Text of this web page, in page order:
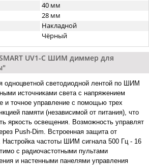
40 мм
28 мм
Накладной
Чёрный
UV1-C ШИМ диммер для
одноцветной светодиодной лентой по ШИМ
источниками света с напряжением
и точное управление с помощью трех
памяти (независимой от питания), что
яркость освещения. Возможность управлят
Push-Dim. Встроенная защита от
Настройка частоты ШИМ сигнала 500 Гц - 16
с радиочастотными пультами
и настенными панелями управления